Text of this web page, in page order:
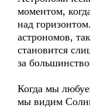
моментом,
над
астрономов,
становится
за
Когда мы
мы видим